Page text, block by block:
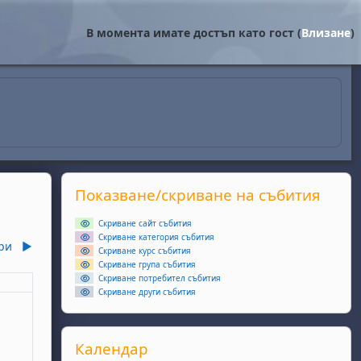
В момента имате достъп като гост (Влизане)
▶︎
6 септември
неделя, 7 септември
Supplementary blocks
Прескочи Показване/скриване на събития
Показване/скриване на събития
Скриване сайт събития
Скриване категория събития
Скриване курс събития
Скриване група събития
Скриване потребител събития
Скриване други събития
Прескочи Календар
Календар